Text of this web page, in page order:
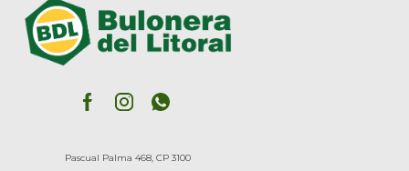
Pascual Palma 468, CP 3100